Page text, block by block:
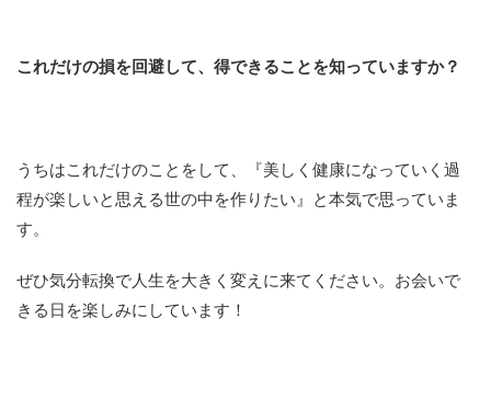
これだけの損を回避して、得できることを知っていますか？
うちはこれだけのことをして、『美しく健康になっていく過
程が楽しいと思える世の中を作りたい』と本気で思っていま
す。
ぜひ気分転換で人生を大きく変えに来てください。お会いで
きる日を楽しみにしています！